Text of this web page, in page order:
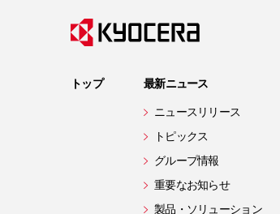
トップ
最新ニュース
ニュースリリース
トピックス
グループ情報
重要なお知らせ
製品・ソリューション